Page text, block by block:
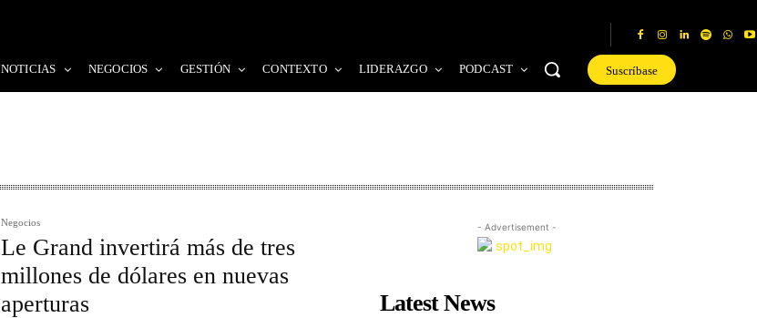
NOTICIAS NEGOCIOS GESTIÓN CONTEXTO LIDERAZGO PODCAST Suscríbase
Negocios
Le Grand invertirá más de tres
millones de dólares en nuevas
aperturas
- Advertisement -
Latest News